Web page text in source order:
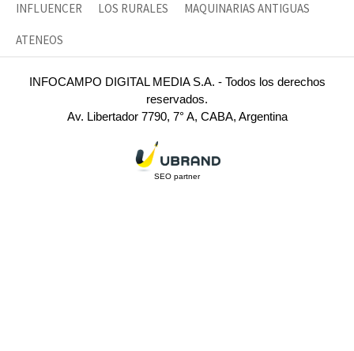
INFLUENCER LOS RURALES MAQUINARIAS ANTIGUAS
ATENEOS
INFOCAMPO DIGITAL MEDIA S.A. - Todos los derechos
reservados.
Av. Libertador 7790, 7° A, CABA, Argentina
SEO partner